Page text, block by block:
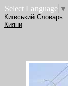
Select Language ▼
Київський Словарь
Кияни